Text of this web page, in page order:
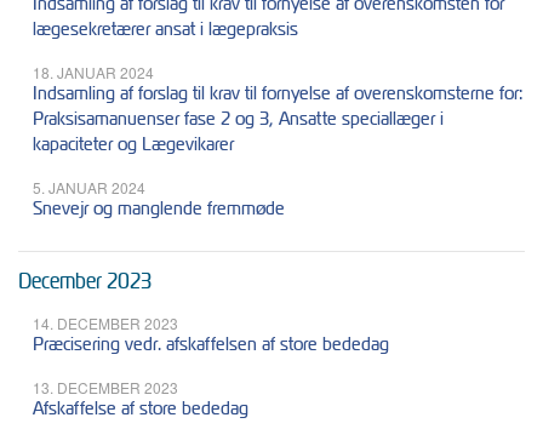
lægesekretærer ansat i lægepraksis
18. JANUAR 2024
Indsamling af forslag til krav til fornyelse af overenskomsterne for:
Praksisamanuenser fase 2 og 3, Ansatte speciallæger i
kapaciteter og Lægevikarer
5. JANUAR 2024
Snevejr og manglende fremmøde
December 2023
14. DECEMBER 2023
Præcisering vedr. afskaffelsen af store bededag
13. DECEMBER 2023
Afskaffelse af store bededag